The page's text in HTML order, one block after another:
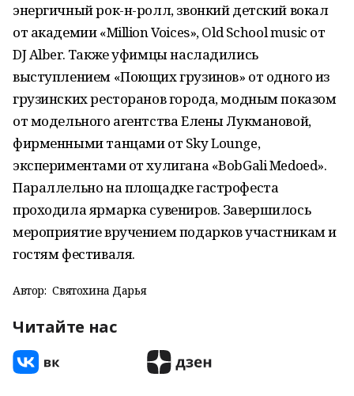
энергичный рок-н-ролл, звонкий детский вокал
от академии «Million Voices», Old School music от
DJ Alber. Также уфимцы насладились
выступлением «Поющих грузинов» от одного из
грузинских ресторанов города, модным показом
от модельного агентства Елены Лукмановой,
фирменными танцами от Sky Lounge,
экспериментами от хулигана «BobGali Medoed».
Параллельно на площадке гастрофеста
проходила ярмарка сувениров. Завершилось
мероприятие вручением подарков участникам и
гостям фестиваля.
Автор: Святохина Дарья
Читайте нас